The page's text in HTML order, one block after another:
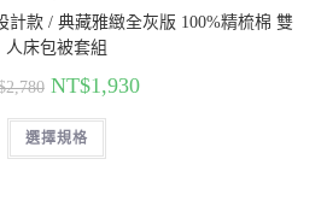
計款 / 典藏雅緻全灰版 100%精梳棉 雙
人床包被套組
2,780 NT$1,930
選擇規格